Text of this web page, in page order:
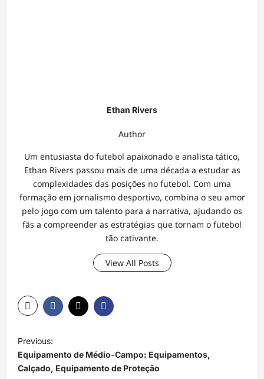
Ethan Rivers
Author
Um entusiasta do futebol apaixonado e analista tático,
Ethan Rivers passou mais de uma década a estudar as
complexidades das posições no futebol. Com uma
formação em jornalismo desportivo, combina o seu amor
pelo jogo com um talento para a narrativa, ajudando os
fãs a compreender as estratégias que tornam o futebol
tão cativante.
View All Posts
o
s
Previous:
Equipamento de Médio-Campo: Equipamentos,
Calçado, Equipamento de Proteção